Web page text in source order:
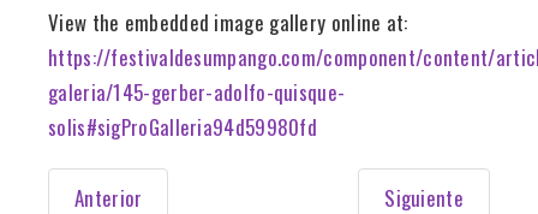
View the embedded image gallery online at:
https://festivaldesumpango.com/component/content/
galeria/145-gerber-adolfo-quisque-
solis#sigProGalleria94d59980fd
Anterior Siguiente